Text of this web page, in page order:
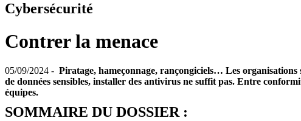
Cybersécurité
Contrer la menace
05/09/2024 - Piratage, hameçonnage, rançongiciels… Les organisations
de données sensibles, installer des antivirus ne suffit pas. Entre
équipes.
SOMMAIRE DU DOSSIER :